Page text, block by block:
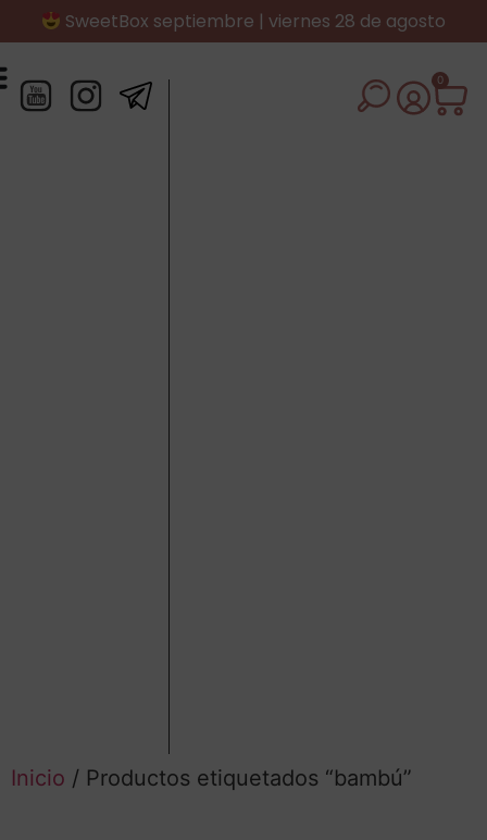
SweetBox septiembre | viernes 28 de agosto
0
Inicio / Productos etiquetados “bambú”